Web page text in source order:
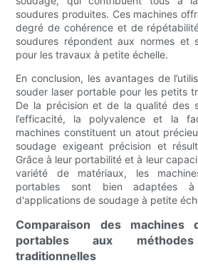
soudures produites. Ces machines
degré de cohérence et de
soudures répondent aux normes et
pour les travaux à petite échelle.
En conclusion, les avantages de
souder laser portable pour les petits
De la précision et de la qualité des
l’efficacité, la polyvalence et la
machines constituent un atout
soudage exigeant précision et
Grâce à leur portabilité et à leur
variété de matériaux, les
portables sont bien adaptées
d'applications de soudage à petite
Comparaison des machines
portables aux
traditionnelles